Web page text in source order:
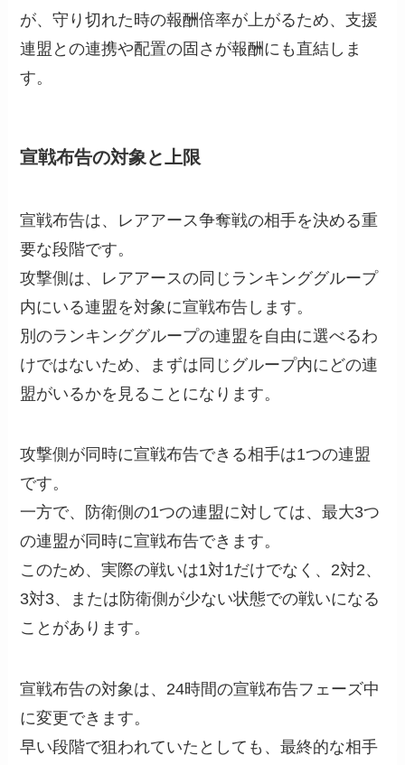
が、守り切れた時の報酬倍率が上がるため、支援
連盟との連携や配置の固さが報酬にも直結しま
す。
宣戦布告の対象と上限
宣戦布告は、レアアース争奪戦の相手を決める重
要な段階です。
攻撃側は、レアアースの同じランキンググループ
内にいる連盟を対象に宣戦布告します。
別のランキンググループの連盟を自由に選べるわ
けではないため、まずは同じグループ内にどの連
盟がいるかを見ることになります。
攻撃側が同時に宣戦布告できる相手は1つの連盟
です。
一方で、防衛側の1つの連盟に対しては、最大3つ
の連盟が同時に宣戦布告できます。
このため、実際の戦いは1対1だけでなく、2対2、
3対3、または防衛側が少ない状態での戦いになる
ことがあります。
宣戦布告の対象は、24時間の宣戦布告フェーズ中
に変更できます。
早い段階で狙われていたとしても、最終的な相手